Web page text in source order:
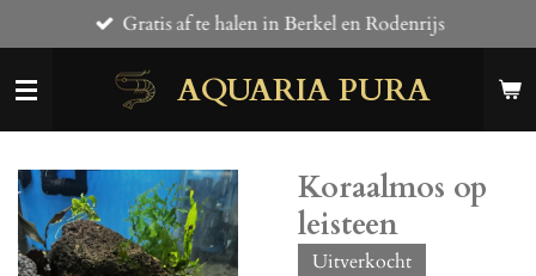
direct
naar
AQUARIA PURA
Gratis af te halen in Berkel en Rodenrijs
Koraalmos op
leisteen
Uitverkocht